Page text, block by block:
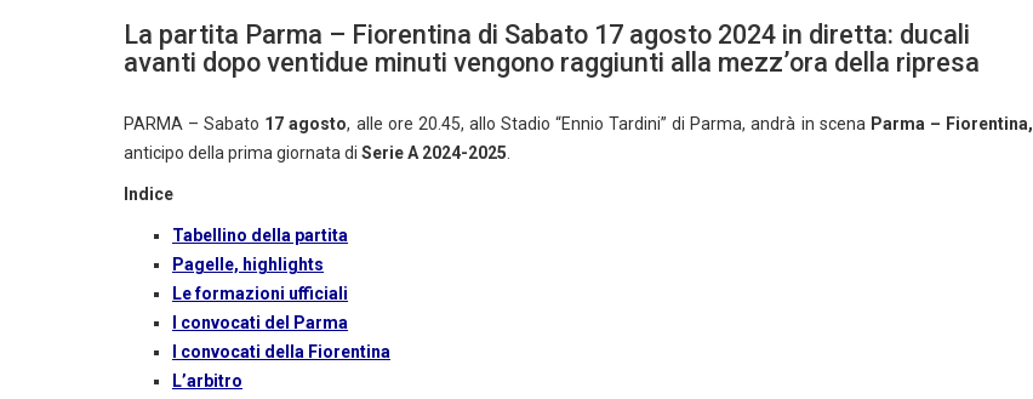
La partita Parma – Fiorentina di Sabato 17 agosto 2024 in diretta: ducali
avanti dopo ventidue minuti vengono raggiunti alla mezz’ora della ripresa
PARMA – Sabato 17 agosto, alle ore 20.45, allo Stadio “Ennio Tardini” di Parma, andrà in scena Parma – Fiorentina,
anticipo della prima giornata di Serie A 2024-2025
Indice
Tabellino della partita
Pagelle, highlights
Le formazioni ufficiali
I convocati del Parma
I convocati della Fiorentina
L’arbitro